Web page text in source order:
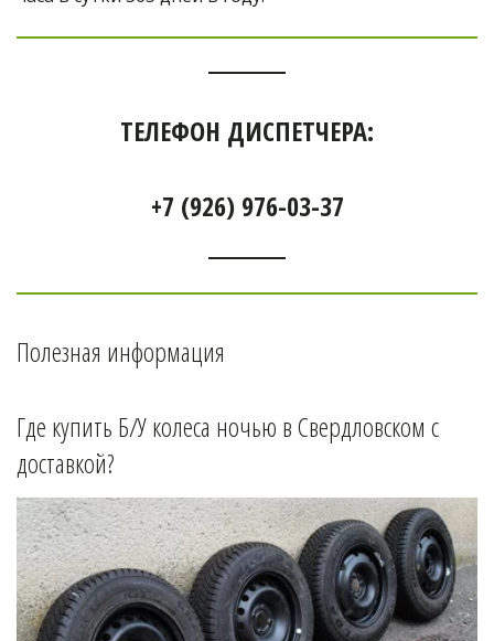
ТЕЛЕФОН ДИСПЕТЧЕРА:
+7 (926) 976-03-37
Полезная информация
Где купить Б/У колеса ночью в Свердловском с
доставкой?